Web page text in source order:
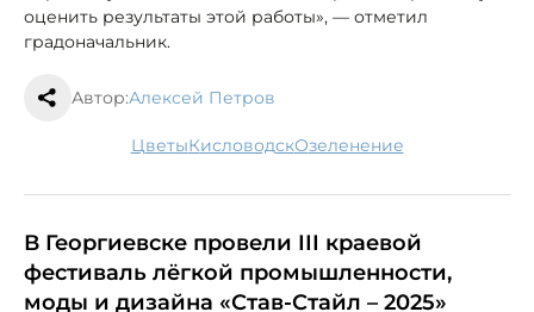
оценить результаты этой работы», — отметил
градоначальник.
Автор:Алексей Петров
цветы Кисловодск Озеленение
В Георгиевске провели III краевой
фестиваль лёгкой промышленности,
моды и дизайна «Став-Стайл – 2025»